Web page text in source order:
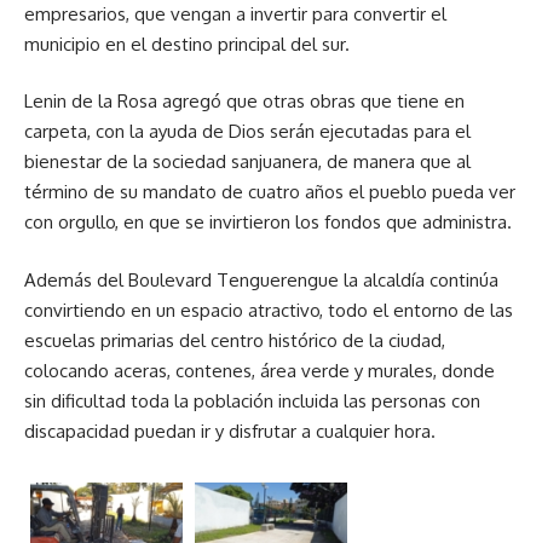
empresarios, que vengan a invertir para convertir el
municipio en el destino principal del sur.
Lenin de la Rosa agregó que otras obras que tiene en
carpeta, con la ayuda de Dios serán ejecutadas para el
bienestar de la sociedad sanjuanera, de manera que al
término de su mandato de cuatro años el pueblo pueda ver
con orgullo, en que se invirtieron los fondos que administra.
Además del Boulevard Tenguerengue la alcaldía continúa
convirtiendo en un espacio atractivo, todo el entorno de las
escuelas primarias del centro histórico de la ciudad,
colocando aceras, contenes, área verde y murales, donde
sin dificultad toda la población incluida las personas con
discapacidad puedan ir y disfrutar a cualquier hora.